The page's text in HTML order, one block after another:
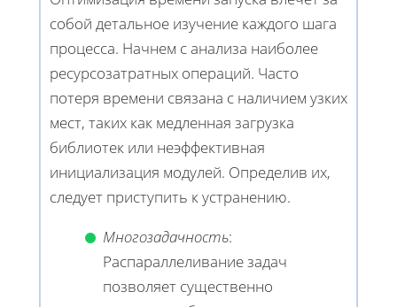
собой детальное изучение каждого шага
процесса. Начнем с анализа наиболее
ресурсозатратных операций. Часто
потеря времени связана с наличием узких
мест, таких как медленная загрузка
библиотек или неэффективная
инициализация модулей. Определив их,
следует приступить к устранению.
Многозадачность:
Распараллеливание задач
позволяет существенно